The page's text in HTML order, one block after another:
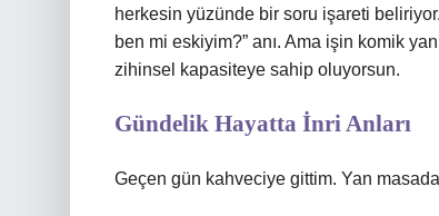
herkesin yüzünde bir soru işareti
ben mi eskiyim?” anı. Ama işin komik
zihinsel kapasiteye sahip oluyorsun.
Gündelik Hayatta İnri Anları
Geçen gün kahveciye gittim. Yan